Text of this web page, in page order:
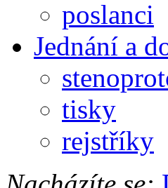
poslanci
Jednání a
tisky
rejstříky